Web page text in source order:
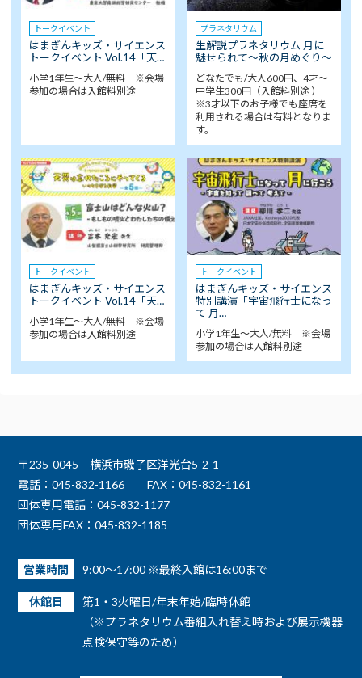
トークイベント
はまぎんキッズ・サイエンス
トークイベント Vol.14「天…
小学1年生～大人/無料 ※会場
参加の場合は入館料別途
プラネタリウム
生解説プラネタリウム 月に
魅せられて～秋の月めぐり～
どなたでも/大人600円、4才～
中学生300円（入館料別途 ）
※3才以下のお子様でも座席を
利用される場合は有料となりま
す。
トークイベント
はまぎんキッズ・サイエンス
トークイベント Vol.14「天…
小学1年生～大人/無料 ※会場
参加の場合は入館料別途
トークイベント
はまぎんキッズ・サイエンス
特別講演「宇宙飛行士になっ
て 月…
小学1年生～大人/無料 ※会場
参加の場合は入館料別途
〒235-0045 横浜市磯子区洋光台5-2-1
電話：045-832-1166
FAX：045-832-1161
団体専用電話：045-832-1177
団体専用FAX：045-832-1185
営業時間 9:00～17:00 ※最終入館は16:00まで
休館日
第1・3火曜日/年末年始/臨時休館
（※プラネタリウム番組入れ替え時および展示機器
点検保守等のため）